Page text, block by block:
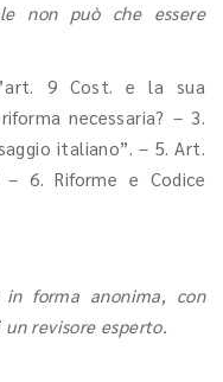
non può che essere
9 Cost. e la sua
necessaria? – 3.
italiano”. – 5. Art.
6. Riforme e Codice
forma anonima, con
revisore esperto.